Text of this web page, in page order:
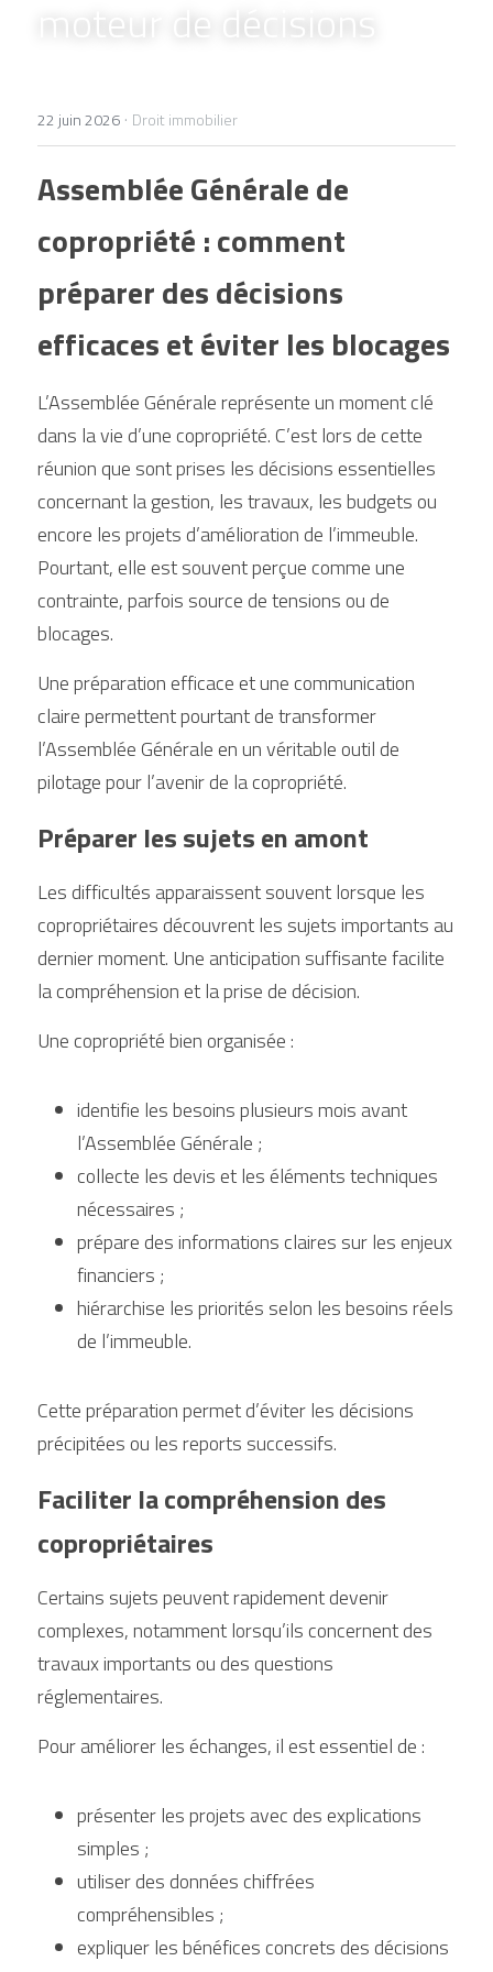
Contact
moteur de décisions
22 juin 2026 · Droit immobilier
Assemblée Générale de
copropriété : comment
préparer des décisions
efficaces et éviter les blocages
L’Assemblée Générale représente un moment clé
dans la vie d’une copropriété. C’est lors de cette
réunion que sont prises les décisions essentielles
concernant la gestion, les travaux, les budgets ou
encore les projets d’amélioration de l’immeuble.
Pourtant, elle est souvent perçue comme une
contrainte, parfois source de tensions ou de
blocages.
Une préparation efficace et une communication
claire permettent pourtant de transformer
l’Assemblée Générale en un véritable outil de
pilotage pour l’avenir de la copropriété.
Préparer les sujets en amont
Les difficultés apparaissent souvent lorsque les
copropriétaires découvrent les sujets importants au
dernier moment. Une anticipation suffisante facilite
la compréhension et la prise de décision.
Une copropriété bien organisée :
identifie les besoins plusieurs mois avant
l’Assemblée Générale ;
collecte les devis et les éléments techniques
nécessaires ;
prépare des informations claires sur les enjeux
financiers ;
hiérarchise les priorités selon les besoins réels
de l’immeuble.
Cette préparation permet d’éviter les décisions
précipitées ou les reports successifs.
Faciliter la compréhension des
copropriétaires
Certains sujets peuvent rapidement devenir
complexes, notamment lorsqu’ils concernent des
travaux importants ou des questions
réglementaires.
Pour améliorer les échanges, il est essentiel de :
présenter les projets avec des explications
simples ;
utiliser des données chiffrées
compréhensibles ;
expliquer les bénéfices concrets des décisions